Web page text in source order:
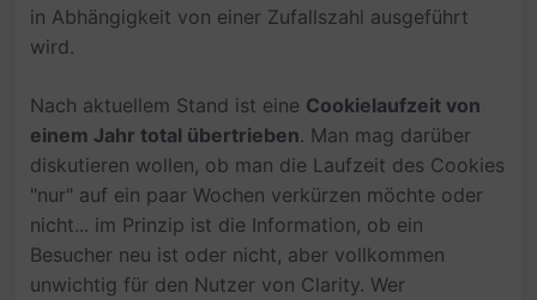
in Abhängigkeit von einer Zufallszahl ausgeführt
wird.
Nach aktuellem Stand ist eine Cookielaufzeit von
einem Jahr total übertrieben. Man mag darüber
diskutieren wollen, ob man die Laufzeit des Cookies
"nur" auf ein paar Wochen verkürzen möchte oder
nicht... im Prinzip ist die Information, ob ein
Besucher neu ist oder nicht, aber vollkommen
unwichtig für den Nutzer von Clarity. Wer